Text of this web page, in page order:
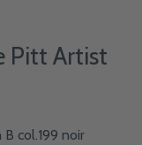
Pitt Artist
col.199 noir